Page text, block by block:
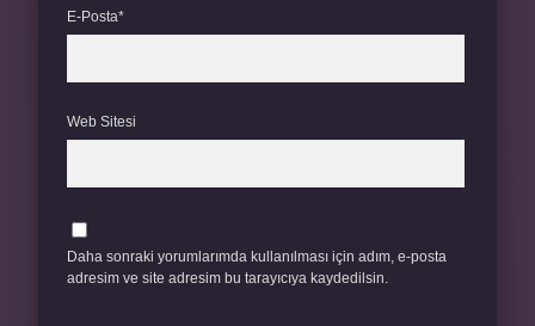
E-Posta*
Web Sitesi
Daha sonraki yorumlarımda kullanılması için adım, e-posta
adresim ve site adresim bu tarayıcıya kaydedilsin.